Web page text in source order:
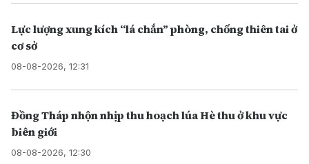
Lực lượng xung kích “lá chắn” phòng, chống thiên tai ở
cơ sở
08-08-2026, 12:31
Đồng Tháp nhộn nhịp thu hoạch lúa Hè thu ở khu vực
biên giới
08-08-2026, 12:30